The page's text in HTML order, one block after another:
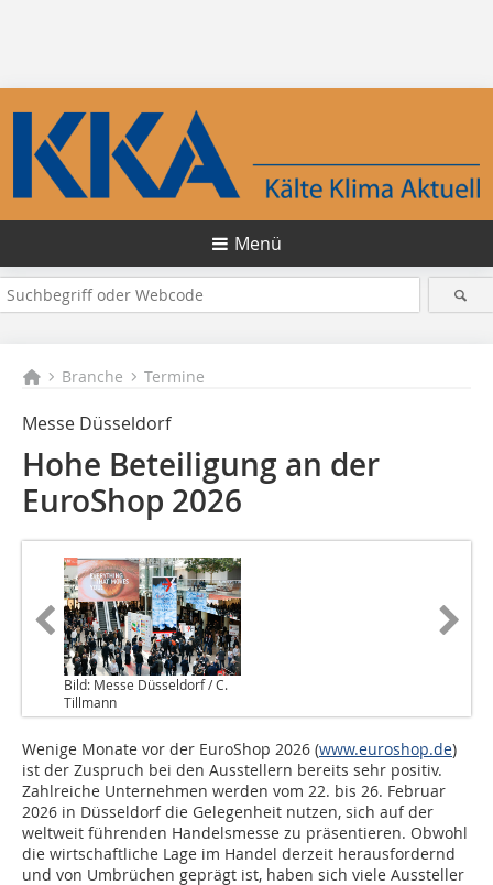
Menü
Branche Termine
Messe Düsseldorf
Hohe Beteiligung an der
EuroShop 2026
Bild: Messe Düsseldorf / C.
Tillmann
Wenige Monate vor der EuroShop 2026 (www.euroshop.de)
ist der Zuspruch bei den Ausstellern bereits sehr positiv.
Zahlreiche Unternehmen werden vom 22. bis 26. Februar
2026 in Düsseldorf die Gelegenheit nutzen, sich auf der
weltweit führenden Handelsmesse zu präsentieren. Obwohl
die wirtschaftliche Lage im Handel derzeit herausfordernd
und von Umbrüchen geprägt ist, haben sich viele Aussteller